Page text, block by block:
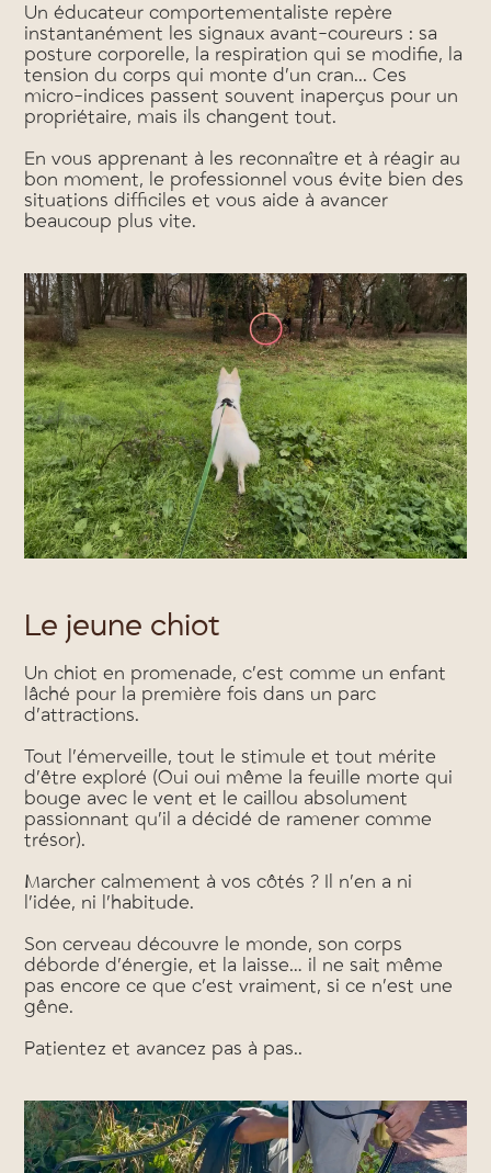
Un éducateur comportementaliste repère
instantanément les signaux avant-coureurs : sa
posture corporelle, la respiration qui se modifie, la
tension du corps qui monte d’un cran... Ces
micro-indices passent souvent inaperçus pour un
propriétaire, mais ils changent tout.
En vous apprenant à les reconnaître et à réagir au
bon moment, le professionnel vous évite bien des
situations difficiles et vous aide à avancer
beaucoup plus vite.
Le jeune chiot
Un chiot en promenade, c’est comme un enfant
lâché pour la première fois dans un parc
d’attractions.
Tout l’émerveille, tout le stimule et tout mérite
d’être exploré (Oui oui même la feuille morte qui
bouge avec le vent et le caillou absolument
passionnant qu’il a décidé de ramener comme
trésor).
Marcher calmement à vos côtés ? Il n’en a ni
l’idée, ni l’habitude.
Son cerveau découvre le monde, son corps
déborde d’énergie, et la laisse… il ne sait même
pas encore ce que c’est vraiment, si ce n’est une
gêne.
Patientez et avancez pas à pas..